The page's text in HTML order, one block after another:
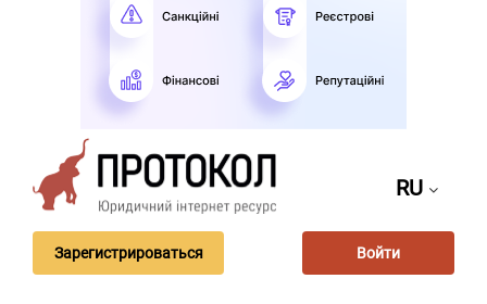
RU
Зарегистрироваться Войти